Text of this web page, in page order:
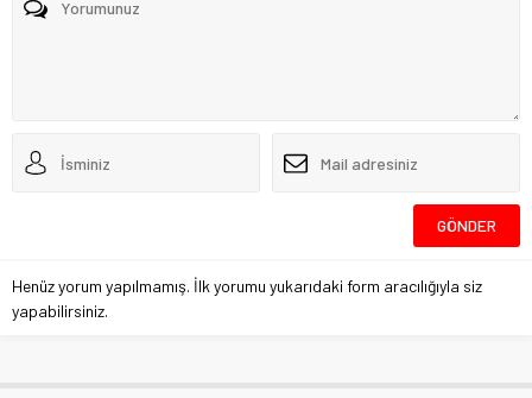
Henüz yorum yapılmamış. İlk yorumu yukarıdaki form aracılığıyla siz
yapabilirsiniz.